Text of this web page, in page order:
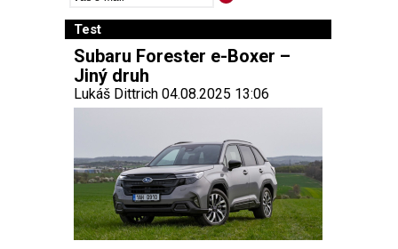
Test
Subaru Forester e-Boxer –
Jiný druh
Lukáš Dittrich 04.08.2025 13:06